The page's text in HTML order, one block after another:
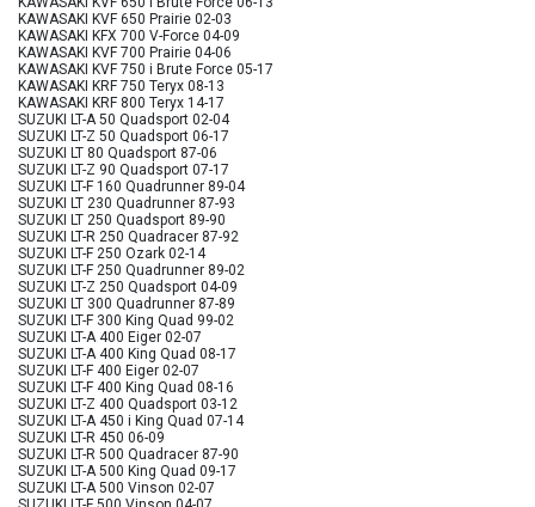
KAWASAKI KVF 650 Prairie 02-03
KAWASAKI KFX 700 V-Force 04-09
KAWASAKI KVF 700 Prairie 04-06
KAWASAKI KVF 750 i Brute Force 05-17
KAWASAKI KRF 750 Teryx 08-13
KAWASAKI KRF 800 Teryx 14-17
SUZUKI LT-A 50 Quadsport 02-04
SUZUKI LT-Z 50 Quadsport 06-17
SUZUKI LT 80 Quadsport 87-06
SUZUKI LT-Z 90 Quadsport 07-17
SUZUKI LT-F 160 Quadrunner 89-04
SUZUKI LT 230 Quadrunner 87-93
SUZUKI LT 250 Quadsport 89-90
SUZUKI LT-R 250 Quadracer 87-92
SUZUKI LT-F 250 Ozark 02-14
SUZUKI LT-F 250 Quadrunner 89-02
SUZUKI LT-Z 250 Quadsport 04-09
SUZUKI LT 300 Quadrunner 87-89
SUZUKI LT-F 300 King Quad 99-02
SUZUKI LT-A 400 Eiger 02-07
SUZUKI LT-A 400 King Quad 08-17
SUZUKI LT-F 400 Eiger 02-07
SUZUKI LT-F 400 King Quad 08-16
SUZUKI LT-Z 400 Quadsport 03-12
SUZUKI LT-A 450 i King Quad 07-14
SUZUKI LT-R 450 06-09
SUZUKI LT-R 500 Quadracer 87-90
SUZUKI LT-A 500 King Quad 09-17
SUZUKI LT-A 500 Vinson 02-07